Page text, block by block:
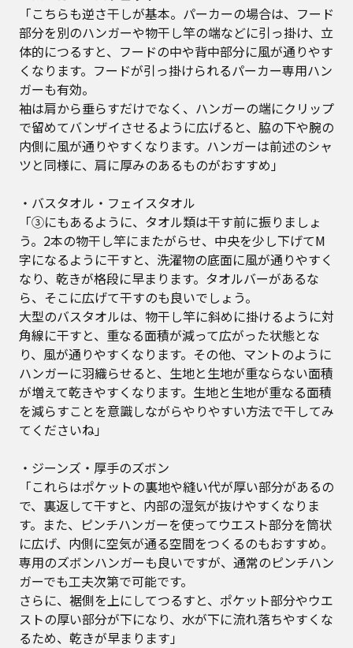
「こちらも逆さ干しが基本。パーカーの場合は、フード
部分を別のハンガーや物干し竿の端などに引っ掛け、立
体的につるすと、フードの中や背中部分に風が通りやす
くなります。フードが引っ掛けられるパーカー専用ハン
ガーも有効。
袖は肩から垂らすだけでなく、ハンガーの端にクリップ
で留めてバンザイさせるように広げると、脇の下や腕の
内側に風が通りやすくなります。ハンガーは前述のシャ
ツと同様に、肩に厚みのあるものがおすすめ」
・バスタオル・フェイスタオル
「③にもあるように、タオル類は干す前に振りましょ
う。2本の物干し竿にまたがらせ、中央を少し下げてM
字になるように干すと、洗濯物の底面に風が通りやすく
なり、乾きが格段に早まります。タオルバーがあるな
ら、そこに広げて干すのも良いでしょう。
大型のバスタオルは、物干し竿に斜めに掛けるように対
角線に干すと、重なる面積が減って広がった状態とな
り、風が通りやすくなります。その他、マントのように
ハンガーに羽織らせると、生地と生地が重ならない面積
が増えて乾きやすくなります。生地と生地が重なる面積
を減らすことを意識しながらやりやすい方法で干してみ
てくださいね」
・ジーンズ・厚手のズボン
「これらはポケットの裏地や縫い代が厚い部分があるの
で、裏返して干すと、内部の湿気が抜けやすくなりま
す。また、ピンチハンガーを使ってウエスト部分を筒状
に広げ、内側に空気が通る空間をつくるのもおすすめ。
専用のズボンハンガーも良いですが、通常のピンチハン
ガーでも工夫次第で可能です。
さらに、裾側を上にしてつるすと、ポケット部分やウエ
ストの厚い部分が下になり、水が下に流れ落ちやすくな
るため、乾きが早まります」